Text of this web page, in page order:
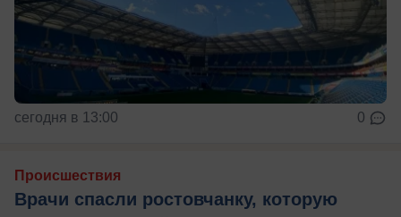
сегодня в 13:00 0
Происшествия
Врачи спасли ростовчанку, которую